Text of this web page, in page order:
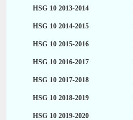
HSG 10 2013-2014
HSG 10 2014-2015
HSG 10 2015-2016
HSG 10 2016-2017
HSG 10 2017-2018
HSG 10 2018-2019
HSG 10 2019-2020